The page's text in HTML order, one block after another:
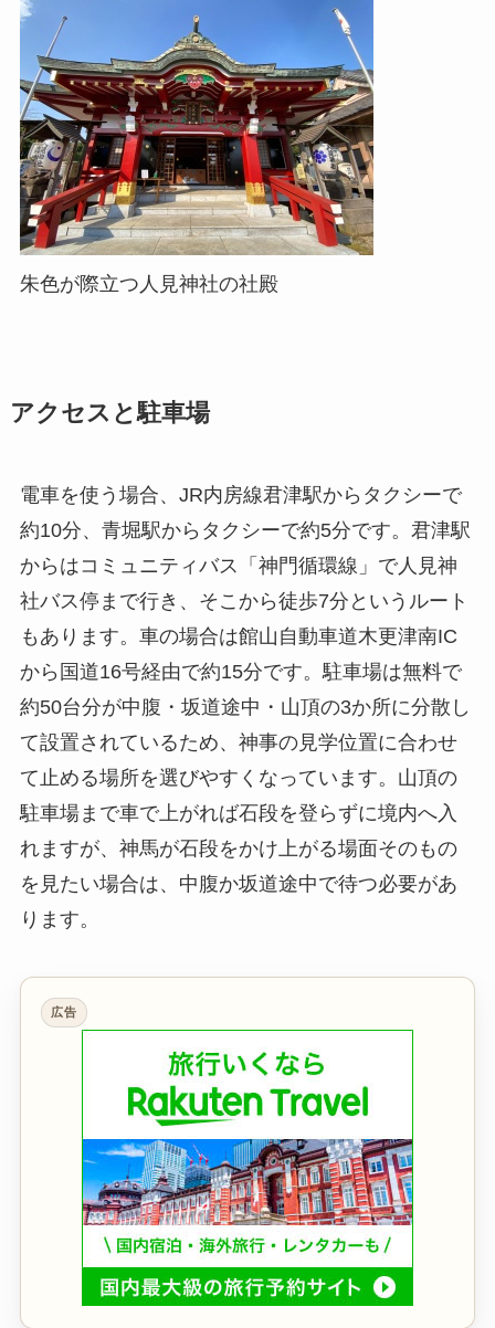
朱色が際立つ人見神社の社殿
アクセスと駐車場
電車を使う場合、JR内房線君津駅からタクシーで
約10分、青堀駅からタクシーで約5分です。君津駅
からはコミュニティバス「神門循環線」で人見神
社バス停まで行き、そこから徒歩7分というルート
もあります。車の場合は館山自動車道木更津南IC
から国道16号経由で約15分です。駐車場は無料で
約50台分が中腹・坂道途中・山頂の3か所に分散し
て設置されているため、神事の見学位置に合わせ
て止める場所を選びやすくなっています。山頂の
駐車場まで車で上がれば石段を登らずに境内へ入
れますが、神馬が石段をかけ上がる場面そのもの
を見たい場合は、中腹か坂道途中で待つ必要があ
ります。
広告